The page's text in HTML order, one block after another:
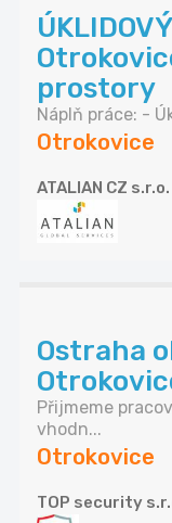
prostory
Náplň práce: -
Otrokovice
ATALIAN CZ s.r.o.
Ostraha
Přijmeme
vhodn...
Otrokovice
TOP security